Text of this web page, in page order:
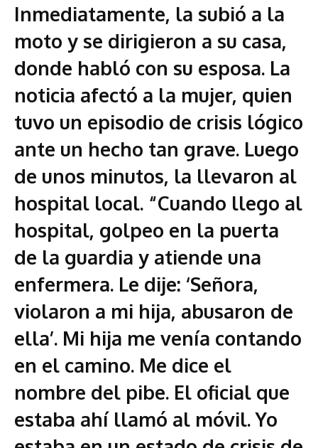
Inmediatamente, la subió a la
moto y se dirigieron a su casa,
donde habló con su esposa. La
noticia afectó a la mujer, quien
tuvo un episodio de crisis lógico
ante un hecho tan grave. Luego
de unos minutos, la llevaron al
hospital local. “Cuando llego al
hospital, golpeo en la puerta
de la guardia y atiende una
enfermera. Le dije: ‘Señora,
violaron a mi hija, abusaron de
ella’. Mi hija me venía contando
en el camino. Me dice el
nombre del pibe. El oficial que
estaba ahí llamó al móvil. Yo